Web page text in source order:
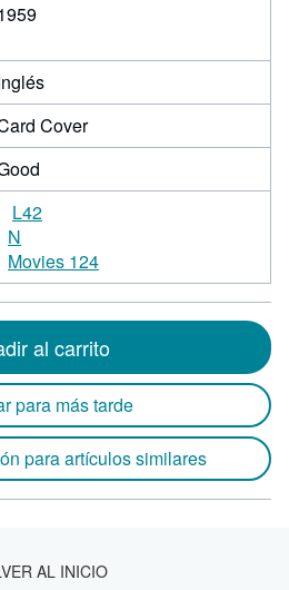
Cover
L42
N
Movies 124
al carrito
para más tarde
para artículos similares
AL INICIO